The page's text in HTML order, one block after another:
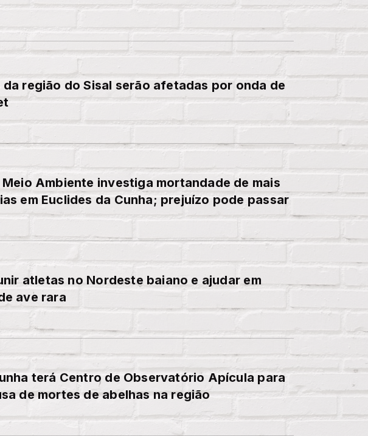
região do Sisal serão afetadas por onda de
Ambiente investiga mortandade de mais
em Euclides da Cunha; prejuízo pode passar
atletas no Nordeste baiano e ajudar em
ave rara
terá Centro de Observatório Apícula para
de mortes de abelhas na região